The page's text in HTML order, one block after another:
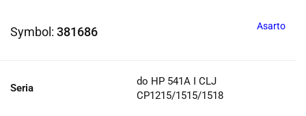
Symbol: 381686 Asarto
Seria
do HP 541A I CLJ
CP1215/1515/1518